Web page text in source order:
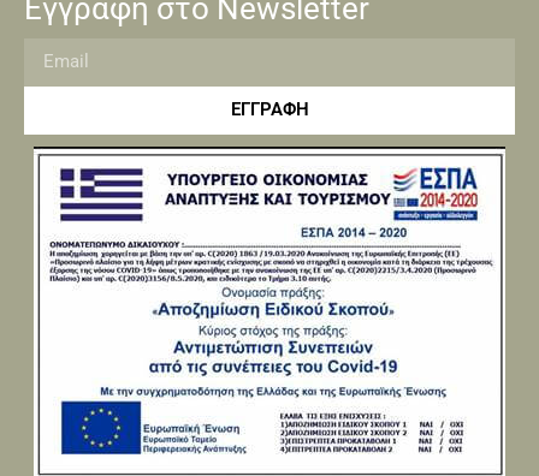
Εγγραφή στο Newsletter
ΕΓΓΡΑΦΗ